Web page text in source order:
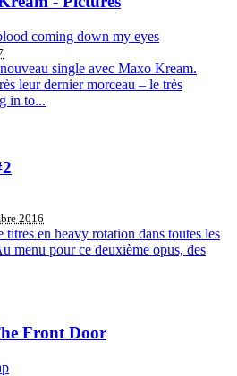
coming down my eyes
single avec Maxo Kream.
leur dernier morceau – le très
in to...
2016
titres en heavy rotation dans toutes les
menu pour ce deuxième opus, des
Front Door